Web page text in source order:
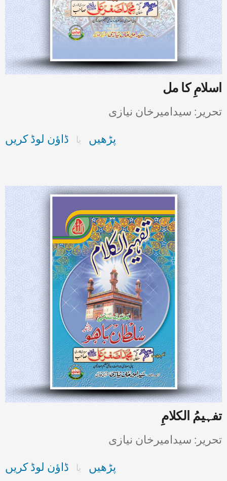
اسلامِ کا مل
تحریر: سیدامیرخان نیازی
پڑھیں یا ڈاؤن لوڈ کریں
تفہیمُ الکلامِ
تحریر: سیدامیرخان نیازی
پڑھیں یا ڈاؤن لوڈ کریں